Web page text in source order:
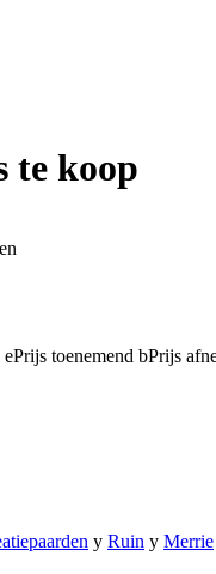
te koop
ePrijs toenemend bPrijs
y Ruin y Merrie